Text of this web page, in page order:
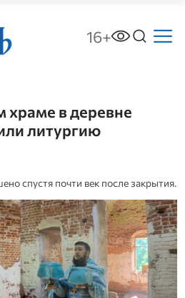
16+
храме в деревне
литургию
спустя почти век после закрытия.